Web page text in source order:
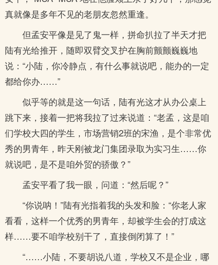
真就像是多年不见的老朋友忽然重逢。
但孟安平像是见了鬼一样，拼命扒拉了半天才把
陆有光给推开，随即双臂交叉护在胸前颤颤巍巍地
说：“小陆，你冷静点，有什么事就说吧，能办的一定
都给你办……”
似乎等的就是这一句话，陆有光这才从办公桌上
跳下来，接着一把将我拉了过来说道：“老孟，这是咱
们学校大四的学生，市场营销2班的宋渔，是个非常优
秀的男青年，昨天刚被龙门集团录取为实习生……你
就说吧，是不是咱外贸的骄傲？”
孟安平看了我一眼，问道：“然后呢？”
“你说呐！”陆有光指着我的头发和脸：“你老人家
看看，这样一个优秀的男青年，却被学生会的打成这
样……要不咱学校别干了，直接倒闭算了！”
“……小陆，不要胡说八道，学校又不是企业，哪